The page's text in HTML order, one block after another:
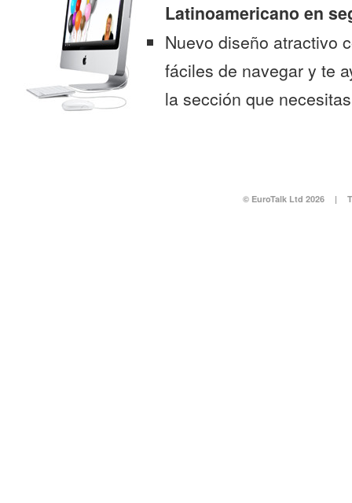
Latinoamericano en
Nuevo diseño atractivo
fáciles de navegar y te
la sección que
© EuroTalk Ltd 2026 |